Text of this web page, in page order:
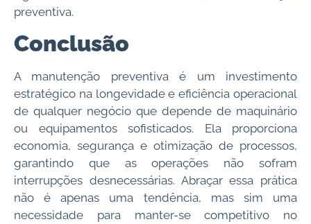
preventiva.
Conclusão
A manutenção preventiva é um investimento
estratégico na longevidade e eficiência operacional
de qualquer negócio que depende de maquinário
ou equipamentos sofisticados. Ela proporciona
economia, segurança e otimização de processos,
garantindo que as operações não sofram
interrupções desnecessárias. Abraçar essa prática
não é apenas uma tendência, mas sim uma
necessidade para manter-se competitivo no